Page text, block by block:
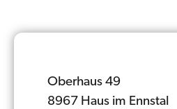
Oberhaus 49
8967 Haus im Ennstal